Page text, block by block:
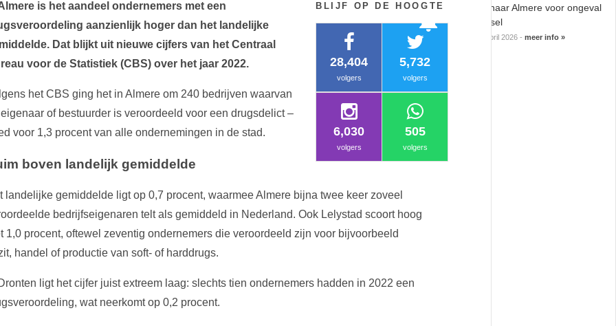
notifications_active
notifications
notifications
Politie naar Almere voor ongeval
met letsel
08 april 2026 - meer info »
BLIJF OP DE HOOGTE
28,404
volgers
5,732
volgers
6,030
volgers
505
volgers
is het aandeel ondernemers met een
aanzienlijk hoger dan het landelijke
Dat blijkt uit nieuwe cijfers van het Centraal
voor de Statistiek (CBS) over het jaar 2022.
het CBS ging het in Almere om 240 bedrijven waarvan
of bestuurder is veroordeeld voor een drugsdelict –
voor 1,3 procent van alle ondernemingen in de stad.
boven landelijk gemiddelde
landelijke gemiddelde ligt op 0,7 procent, waarmee Almere bijna twee keer zoveel
bedrijfseigenaren telt als gemiddeld in Nederland. Ook Lelystad scoort hoog
1,0 procent, oftewel zeventig ondernemers die veroordeeld zijn voor bijvoorbeeld
handel of productie van soft- of harddrugs.
ligt het cijfer juist extreem laag: slechts tien ondernemers hadden in 2022 een
wat neerkomt op 0,2 procent.